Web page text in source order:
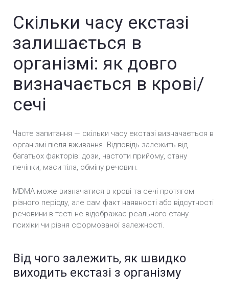
Скільки часу екстазі
залишається в
організмі: як довго
визначається в крові/
сечі
Часте запитання — скільки часу екстазі визначається в
організмі після вживання. Відповідь залежить від
багатьох факторів: дози, частоти прийому, стану
печінки, маси тіла, обміну речовин.
MDMA може визначатися в крові та сечі протягом
різного періоду, але сам факт наявності або відсутності
речовини в тесті не відображає реального стану
психіки чи рівня сформованої залежності.
Від чого залежить, як швидко
виходить екстазі з організму